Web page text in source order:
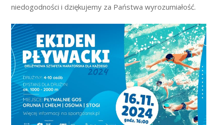
niedogodności i dziękujemy za Państwa wyrozumiałość.